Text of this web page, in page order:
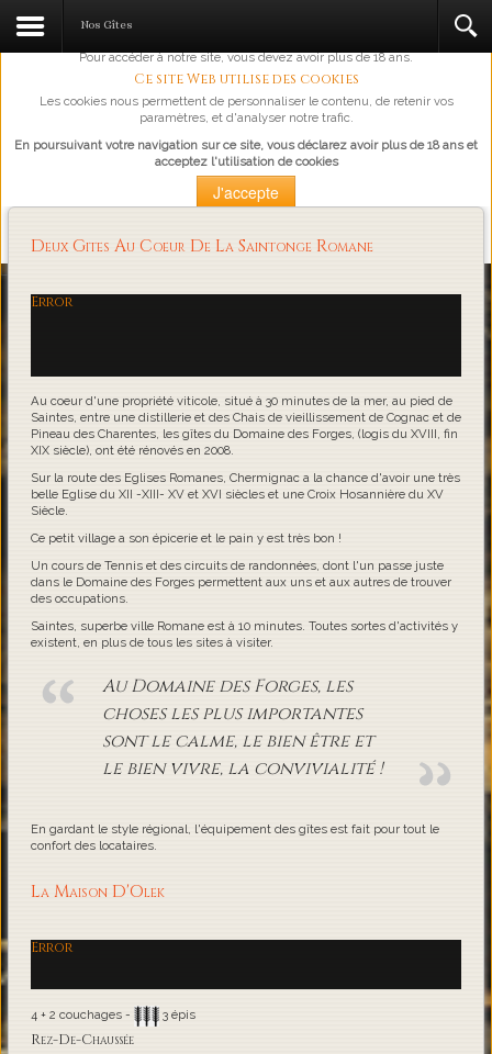
L'abus d'alcool est dangereux pour la santé, à consommer avec
Pour accéder à notre site, vous devez avoir plus de 18 ans.
Ce site Web utilise des cookies
Les cookies nous permettent de personnaliser le contenu, de retenir vos
paramètres, et d'analyser notre trafic.
En poursuivant votre navigation sur ce site, vous déclarez avoir plus de 18 ans et
acceptez l'utilisation de cookies
J'accepte
Loading...
Nos Gîtes
Deux Gites Au Coeur De La Saintonge Romane
Error
Au coeur d'une propriété viticole, situé à 30 minutes de la mer, au pied de
Saintes, entre une distillerie et des Chais de vieillissement de Cognac et de
Pineau des Charentes, les gîtes du Domaine des Forges, (logis du XVIII, fin
XIX siècle), ont été rénovés en 2008.
Sur la route des Eglises Romanes, Chermignac a la chance d'avoir une très
belle Eglise du XII -XIII- XV et XVI siècles et une Croix Hosannière du XV
Siècle.
Ce petit village a son épicerie et le pain y est très bon !
Un cours de Tennis et des circuits de randonnées, dont l'un passe juste
dans le Domaine des Forges permettent aux uns et aux autres de trouver
des occupations.
Saintes, superbe ville Romane est à 10 minutes. Toutes sortes d'activités y
existent, en plus de tous les sites à visiter.
Au Domaine des Forges, les
choses les plus importantes
sont le calme, le bien être et
le bien vivre, la convivialité !
En gardant le style régional, l'équipement des gîtes est fait pour tout le
confort des locataires.
La Maison D'Olek
Error
4 + 2 couchages - 3 épis
Rez-De-Chaussée